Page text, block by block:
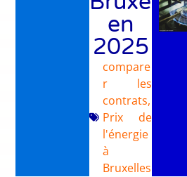
en
2025
compare
r les
contrats,
Prix de
l'énergie
à
Bruxelles